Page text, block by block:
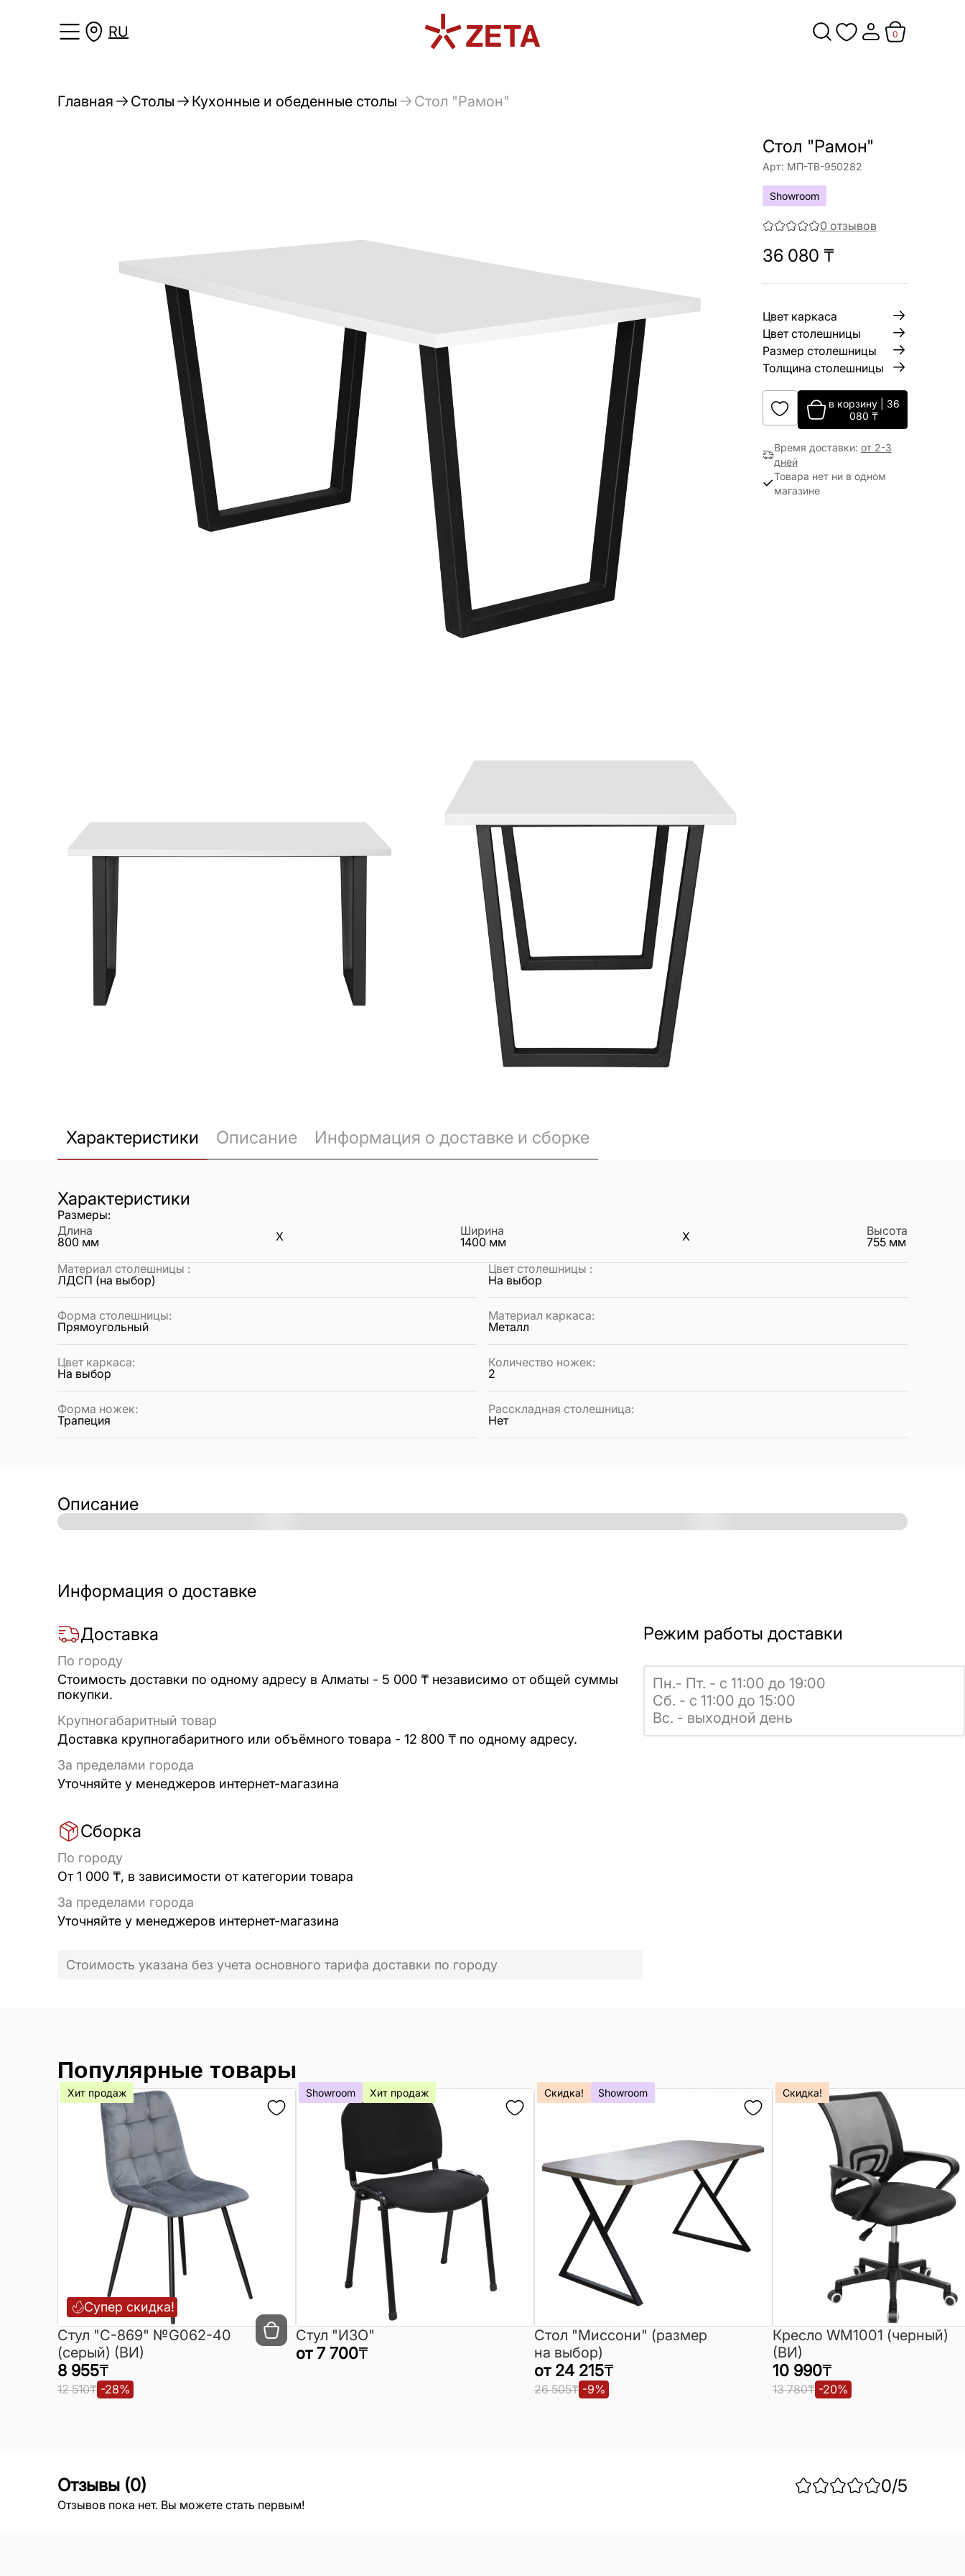
RU 0
Главная Столы Кухонные и обеденные столы Стол "Рамон"
Стол "Рамон"
Арт: МП-ТВ-950282
Showroom
0 отзывов
36 080 ₸
Цвет каркаса
Цвет столешницы
Размер столешницы
Толщина столешницы
в корзину| 36
080 ₸
Время доставки: от 2-3
дней
Товара нет ни в одном
магазине
Характеристики Описание Информация о доставке и сборке
Характеристики
Размеры:
Длина
800 мм X
Ширина
1400 мм X
Высота
755 мм
Материал столешницы :
ЛДСП (на выбор)
Цвет столешницы :
На выбор
Форма столешницы:
Прямоугольный
Материал каркаса:
Металл
Цвет каркаса:
На выбор
Количество ножек:
2
Форма ножек:
Трапеция
Расскладная столешница:
Нет
Описание
Информация о доставке
Доставка
По городу
Стоимость доставки по одному адресу в Алматы - 5 000 ₸ независимо от общей суммы
покупки.
Крупногабаритный товар
Доставка крупногабаритного или объёмного товара - 12 800 ₸ по одному адресу.
За пределами города
Уточняйте у менеджеров интернет-магазина
Сборка
По городу
От 1 000 ₸, в зависимости от категории товара
За пределами города
Уточняйте у менеджеров интернет-магазина
Стоимость указана без учета основного тарифа доставки по городу
Режим работы доставки
Пн.- Пт. - с 11:00 до 19:00
Сб. - с 11:00 до 15:00
Вс. - выходной день
Популярные товары
Супер скидка!
Хит продаж
Cтул "C-869" №G062-40
(серый) (ВИ)
8 955₸
12 510₸ -28%
Showroom Хит продаж
Стул "ИЗО"
от 7 700₸
Скидка! Showroom
Стол "Миссони" (размер
на выбор)
от 24 215₸
26 505₸ -9%
Скидка!
Кресло WM1001 (черный)
(ВИ)
10 990₸
13 780₸ -20%
Отзывы (0) 0/5
Отзывов пока нет. Вы можете стать первым!